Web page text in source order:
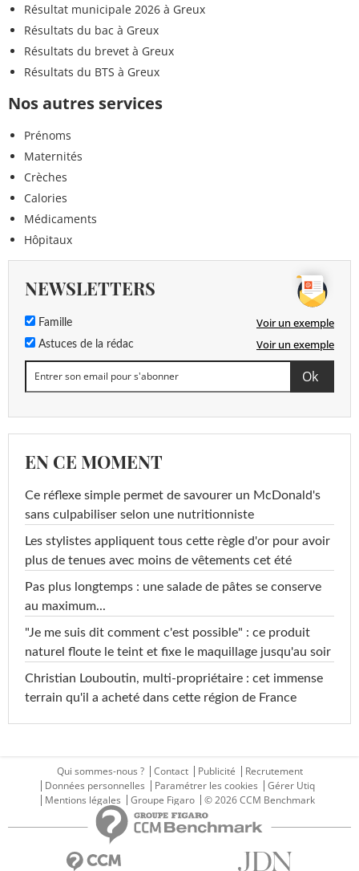
Résultat municipale 2026 à Greux
Résultats du bac à Greux
Résultats du brevet à Greux
Résultats du BTS à Greux
Nos autres services
Prénoms
Maternités
Crèches
Calories
Médicaments
Hôpitaux
NEWSLETTERS
Famille Voir un exemple
Astuces de la rédac Voir un exemple
EN CE MOMENT
Ce réflexe simple permet de savourer un McDonald's
sans culpabiliser selon une nutritionniste
Les stylistes appliquent tous cette règle d'or pour avoir
plus de tenues avec moins de vêtements cet été
Pas plus longtemps : une salade de pâtes se conserve
au maximum...
"Je me suis dit comment c'est possible" : ce produit
naturel floute le teint et fixe le maquillage jusqu'au soir
Christian Louboutin, multi-propriétaire : cet immense
terrain qu'il a acheté dans cette région de France
Qui sommes-nous ? Contact Publicité
Recrutement
Données personnelles
Paramétrer les cookies
Gérer Utiq
Mentions légales
Groupe Figaro © 2026 CCM Benchmark